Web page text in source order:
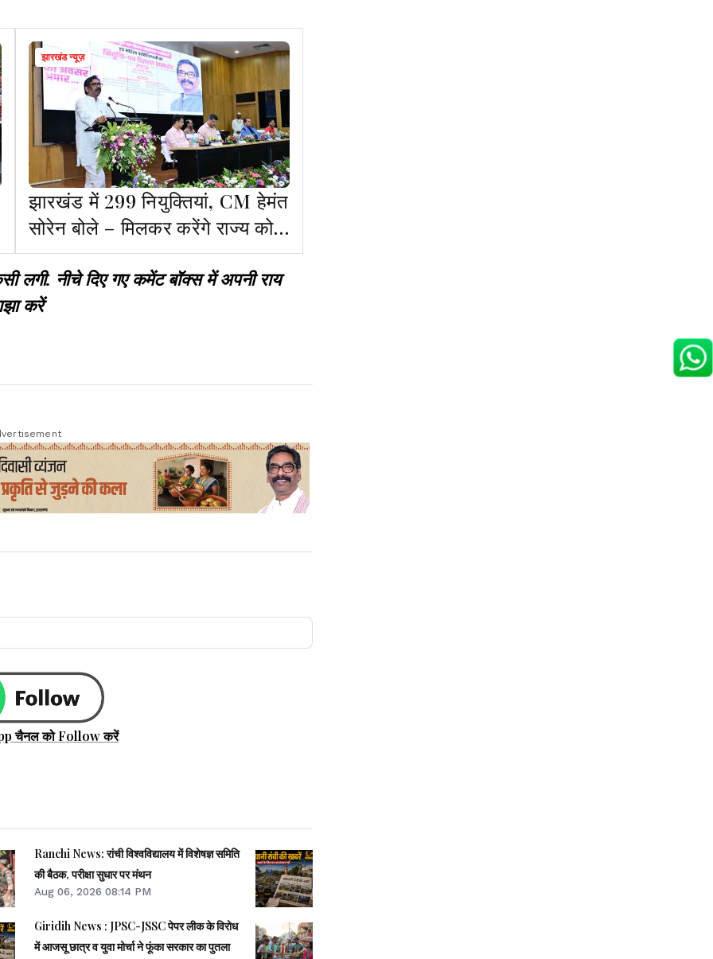
झारखंड न्यूज़
झारखंड में 299 नियुक्तियां, CM हेमंत
सोरेन बोले – मिलकर करेंगे राज्य को
कुपोषण मुक्त
नीचे दिए गए कमेंट बॉक्स में अपनी राय
करें
चैनल को Follow करें
Ranchi News: रांची विश्वविद्यालय में विशेषज्ञ समिति
की बैठक, परीक्षा सुधार पर मंथन
Aug 06, 2026 08:14 PM
Giridih News : JPSC-JSSC पेपर लीक के विरोध
में आजसू छात्र व युवा मोर्चा ने फूंका सरकार का पुतला